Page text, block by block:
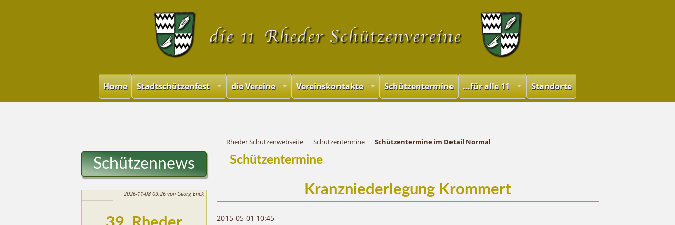
Navigation
überspringen
Home Stadtschützenfest die Vereine Vereinskontakte Schützentermine ...für alle 11 Standorte
Rheder Schützenwebseite Schützentermine Schützentermine im Detail Normal
Schützentermine
Kranzniederlegung Krommert
2015-05-01 10:45
Schützennews
2026-11-08 09:26 von Georg Enck